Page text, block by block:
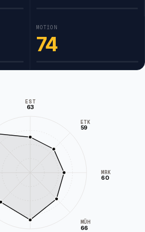
MOTION
74
EST
63
ETK
59
MRK
60
MÜH
66